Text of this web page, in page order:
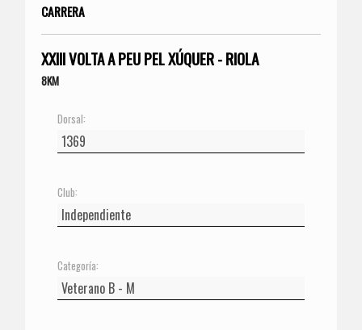
CARRERA
XXIII VOLTA A PEU PEL XÚQUER - RIOLA
8KM
Dorsal:
Club:
Categoría: